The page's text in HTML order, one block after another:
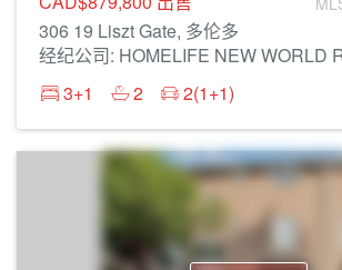
306 19 Liszt Gate, 多伦多
经纪公司: HOMELIFE NEW WORLD
3+1
2 2(1+1)